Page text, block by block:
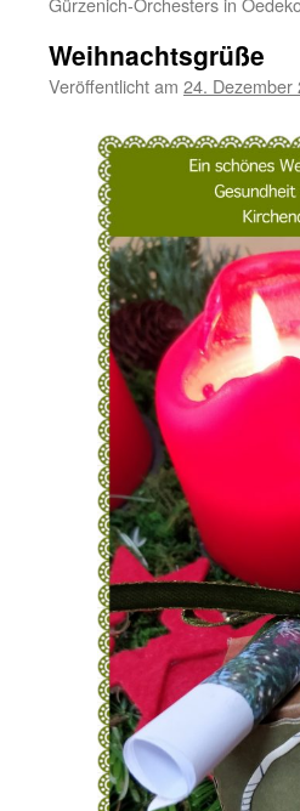
Weihnachtsgrüße
Veröffentlicht am 24. Dezember